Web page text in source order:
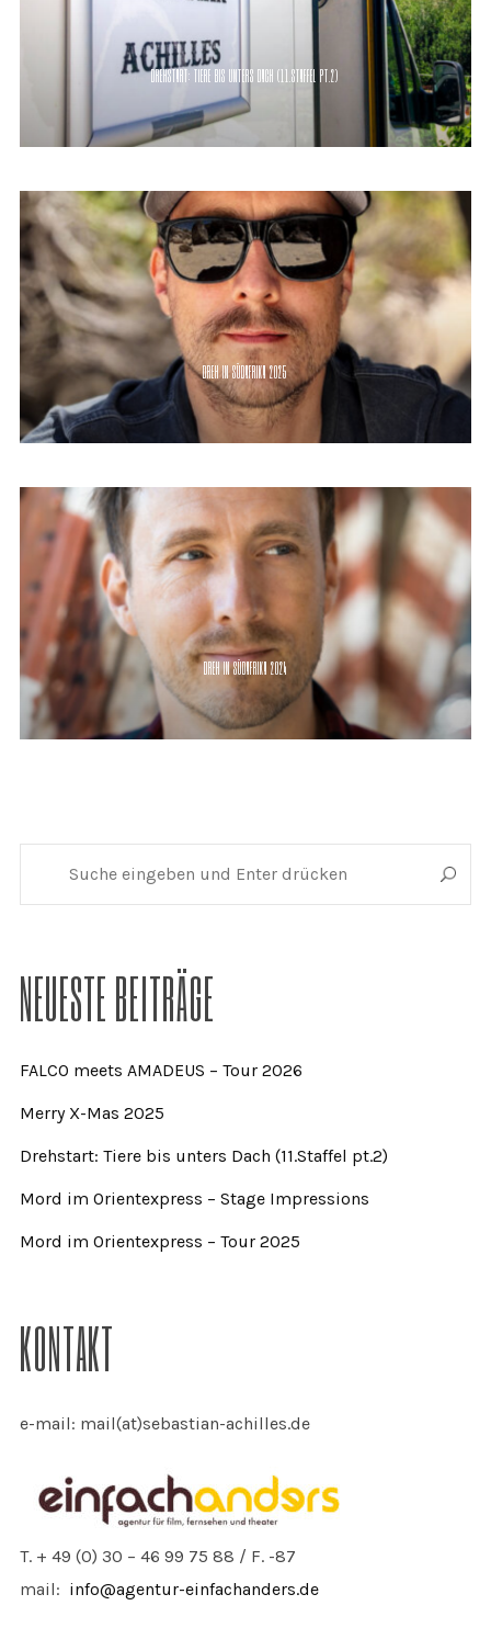
DREHSTART: TIERE BIS UNTERS DACH (11.STAFFEL PT.2)
DREH IN SÜDAFRIKA 2025
DREH IN SÜDAFRIKA 2024
NEUESTE BEITRÄGE
FALCO meets AMADEUS – Tour 2026
Merry X-Mas 2025
Drehstart: Tiere bis unters Dach (11.Staffel pt.2)
Mord im Orientexpress – Stage Impressions
Mord im Orientexpress – Tour 2025
KONTAKT
e-mail: mail(at)sebastian-achilles.de
T. + 49 (0) 30 – 46 99 75 88 / F. -87
mail: info@agentur-einfachanders.de